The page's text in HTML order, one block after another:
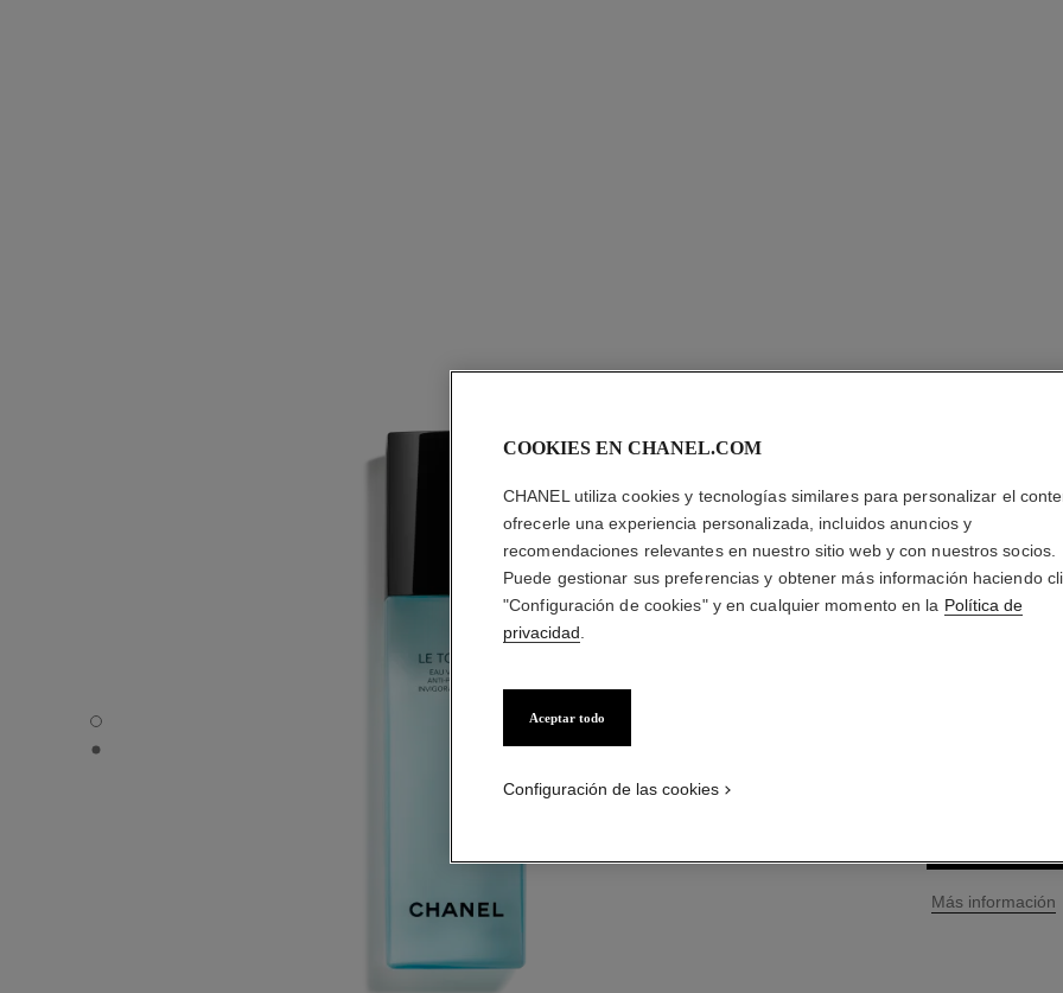
LE TONIQUE - Vista por defecto
LE TONIQUE - Vista alternativa 1
LE
Agua Tónica
Más información
↩
Más información
COOKIES EN CHANEL.COM
CHANEL utiliza cookies y tecnologías similares para personalizar el
ofrecerle una experiencia personalizada, incluidos anuncios y
recomendaciones relevantes en nuestro sitio web y con nuestros socios.
Puede gestionar sus preferencias y obtener más información haciendo
"Configuración de cookies" y en cualquier momento en la Política de
privacidad
Aceptar todo
Configuración de las cookies